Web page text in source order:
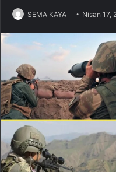
SEMA KAYA Nisan 17,